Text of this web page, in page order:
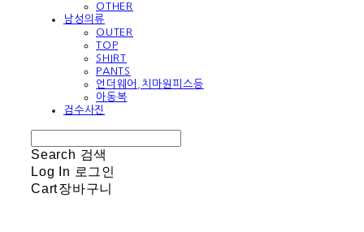
OTHER
남성의류
OUTER
TOP
SHIRT
PANTS
언더웨어,치마원피스등
아동복
검수사진
Search 검색
Log In 로그인
Cart장바구니